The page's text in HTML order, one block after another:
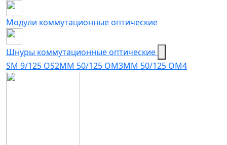
Модули коммутационные оптические
Шнуры коммутационные оптические
SM 9/125 OS2MM 50/125 OM3MM 50/125 OM4